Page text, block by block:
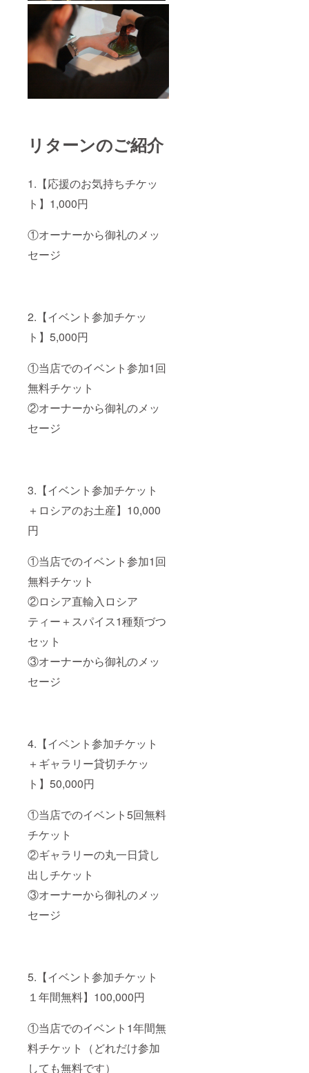
リターンのご紹介
1.【応援のお気持ちチケッ
ト】1,000円
①オーナーから御礼のメッ
セージ
2.【イベント参加チケッ
ト】5,000円
①当店でのイベント参加1回
無料チケット
②オーナーから御礼のメッ
セージ
3.【イベント参加チケット
＋ロシアのお土産】10,000
円
①当店でのイベント参加1回
無料チケット
②ロシア直輸入ロシア
ティー＋スパイス1種類づつ
セット
③オーナーから御礼のメッ
セージ
4.【イベント参加チケット
＋ギャラリー貸切チケッ
ト】50,000円
①当店でのイベント5回無料
チケット
②ギャラリーの丸一日貸し
出しチケット
③オーナーから御礼のメッ
セージ
5.【イベント参加チケット
１年間無料】100,000円
①当店でのイベント1年間無
料チケット（どれだけ参加
しても無料です）